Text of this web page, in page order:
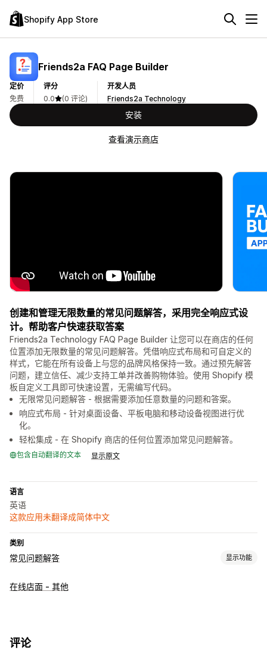
Shopify App Store
Friends2a FAQ Page Builder
定价
免费
评分
0.0
(0 评论)
开发人员
Friends2a Technology
安装
查看演示商店
创建和管理无限数量的常见问题解答，采用完全响应式设
计。帮助客户快速获取答案
Friends2a Technology FAQ Page Builder 让您可以在商店的任何
位置添加无限数量的常见问题解答。凭借响应式布局和可自定义的
样式，它能在所有设备上与您的品牌风格保持一致。通过预先解答
问题，建立信任、减少支持工单并改善购物体验。使用 Shopify 模
板自定义工具即可快速设置，无需编写代码。
无限常见问题解答 - 根据需要添加任意数量的问题和答案。
响应式布局 - 针对桌面设备、平板电脑和移动设备视图进行优
化。
轻松集成 - 在 Shopify 商店的任何位置添加常见问题解答。
包含自动翻译的文本 显示原文
语言
英语
这款应用未翻译成简体中文
类别
常见问题解答 显示功能
编辑工具
产品页面
在线店面 - 其他
评论